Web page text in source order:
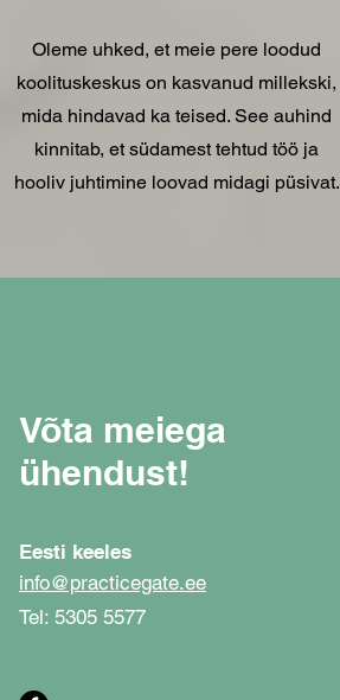
Oleme uhked, et meie pere loodud
koolituskeskus on kasvanud millekski,
mida hindavad ka teised. See auhind
kinnitab, et südamest tehtud töö ja
hooliv juhtimine loovad midagi püsivat.
Võta meiega
ühendust!
Eesti keeles
info@practicegate.ee
Tel: 5305 5577